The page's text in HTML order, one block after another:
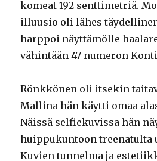
komeat 192 senttimetriä.
illuusio oli lähes
harppoi näyttämölle
vähintään 47 numeron
Rönkkönen oli itsekin
Mallina hän käytti omaa
Näissä selfiekuvissa hän
huippukuntoon treenatulta
Kuvien tunnelma ja